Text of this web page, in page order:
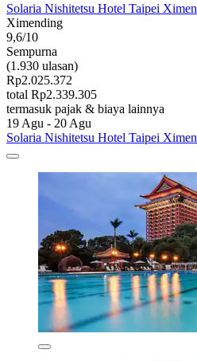
Solaria Nishitetsu Hotel Taipei Ximen
Ximending
9,6/10
Sempurna
(1.930 ulasan)
Rp2.025.372
total Rp2.339.305
termasuk pajak & biaya lainnya
19 Agu - 20 Agu
Solaria Nishitetsu Hotel Taipei Ximen